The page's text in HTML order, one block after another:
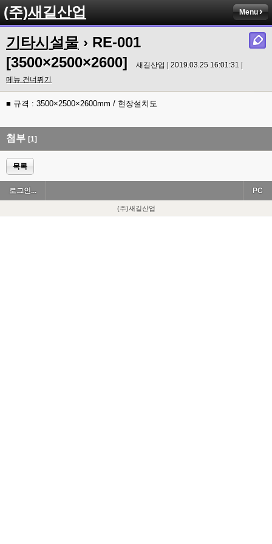
(주)새길산업 Menu
기타시설물 › RE-001
[3500×2500×2600]
새길산업 | 2019.03.25 16:01:31 |
메뉴 건너뛰기
■ 규격 : 3500×2500×2600mm / 현장설치도
첨부 [1]
목록
로그인... PC
(주)새길산업